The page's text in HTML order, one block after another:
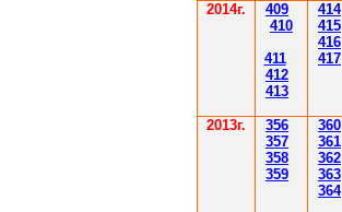
2014г. 409
410
411
412
413
414
415
416
417
2013г.
356
357
358
359
360
361
362
363
364